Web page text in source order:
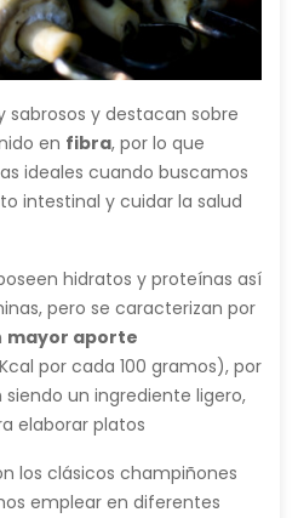
sabrosos y destacan sobre
en fibra, por lo que
ideales cuando buscamos
intestinal y cuidar la salud
hidratos y proteínas así
pero se caracterizan por
mayor aporte
por cada 100 gramos), por
un ingrediente ligero,
elaborar platos
los clásicos champiñones
emplear en diferentes